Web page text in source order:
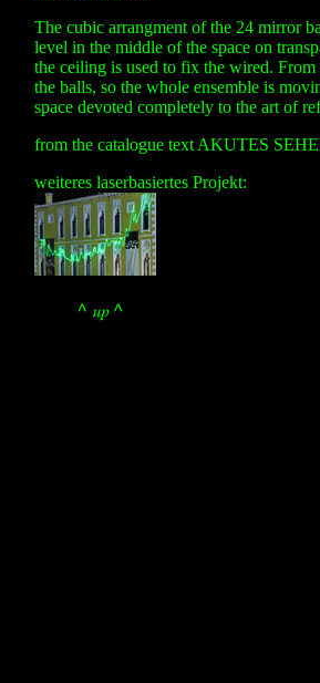
The cubic arrangment of the 24 mirror
level in the middle of the space on
the ceiling is used to fix the wired.
the balls, so the whole ensemble is
space devoted completely to the art of
from the catalogue text AKUTES
weiteres laserbasiertes Projekt: